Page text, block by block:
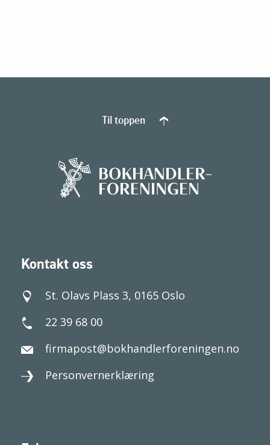
Kontakt oss
St. Olavs Plass 3, 0165 Oslo
22 39 68 00
firmapost@bokhandlerforeningen.no
Personvernerklæring
Til toppen